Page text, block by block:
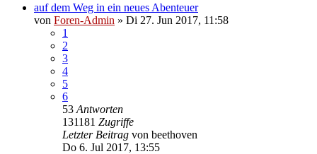
auf dem Weg in ein neues Abenteuer
von Foren-Admin » Di 27. Jun 2017, 11:58
1
2
3
4
5
6
53 Antworten
131181 Zugriffe
Letzter Beitrag von beethoven
Do 6. Jul 2017, 13:55